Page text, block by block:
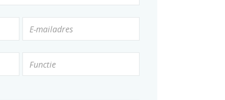
E-mailadres
Functie